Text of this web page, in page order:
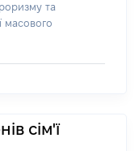
та
масового
сім'ї